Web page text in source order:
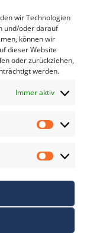
wir Technologien
und/oder darauf
können wir
dieser Website
oder zurückziehen,
werden.
Immer aktiv
*